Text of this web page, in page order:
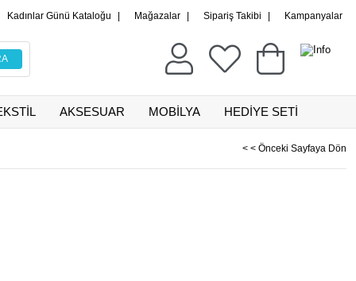
Kadınlar Günü Kataloğu Mağazalar Sipariş Takibi Kampanyalar
AKSESUAR MOBİLYA HEDİYE SETİ
< < Önceki Sayfaya Dön